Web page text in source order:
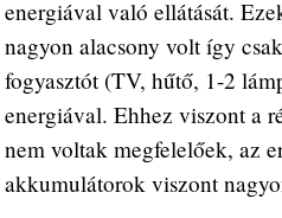
energiával való ellátását.
nagyon alacsony volt így
fogyasztót (TV, hűtő, 1-2
energiával. Ehhez viszont a
nem voltak megfelelőek, az
akkumulátorok viszont